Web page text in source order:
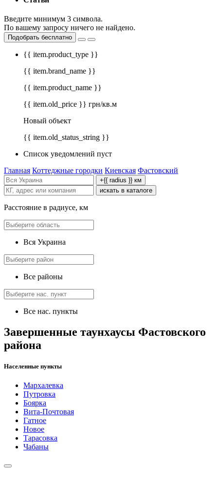
Введите минимум 3 символа.
По вашему запросу ничего не найдено.
Подобрать бесплатно
{{ item.product_type }}
{{ item.brand_name }}
{{ item.product_name }}
{{ item.old_price }} грн/кв.м
Новый объект
{{ item.old_status_string }}
Список уведомлений пуст
Главная Коттеджные городки Киевская Фастовский
+{{ radius }} км
искать в каталоге
Расстояние в радиусе, км
Вся Украина
Все районы
Все нас. пункты
Завершенные таунхаусы Фастовского
района
Населенные пункты
Мархалевка
Путровка
Боярка
Вита-Почтовая
Гатное
Новое
Тарасовка
Чабаны